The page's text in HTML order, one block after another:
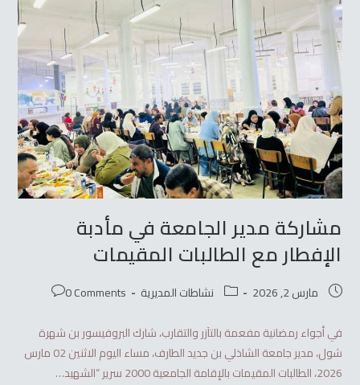
مشاركة مدير الجامعة في مأدبة
الإفطار مع الطالبات المقيمات
مارس 2, 2026 نشاطات المديرية
0 Comments
في أجواء رمضانية مفعمة بالتآزر والتقارب، شارك البروفيسور بن شهرة
شول، مدير جامعة الشاذلي بن جديد الطارف، مساء اليوم الاثنين 02 مارس
2026، الطالبات المقيمات بالإقامة الجامعية 2000 سرير “الشهيد…